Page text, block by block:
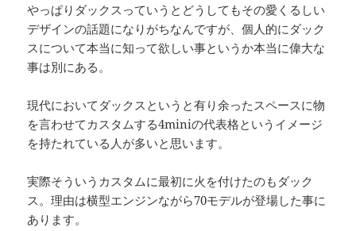
やっぱりダックスっていうとどうしてもその愛くるしい
デザインの話題になりがちなんですが、個人的にダック
スについて本当に知って欲しい事というか本当に偉大な
事は別にある。
現代においてダックスというと有り余ったスペースに物
を言わせてカスタムする4miniの代表格というイメージ
を持たれている人が多いと思います。
実際そういうカスタムに最初に火を付けたのもダック
ス。理由は横型エンジンながら70モデルが登場した事に
あります。